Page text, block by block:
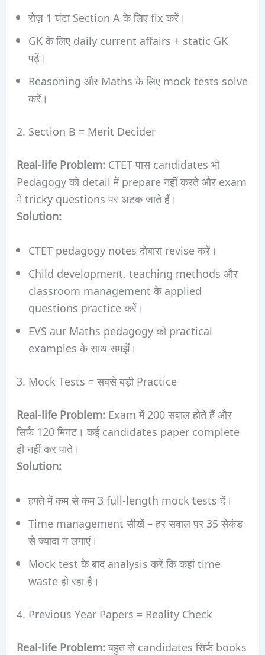
रोज़ 1 घंटा Section A के लिए fix करें।
GK के लिए daily current affairs + static GK
पढ़ें।
Reasoning और Maths के लिए mock tests solve
करें।
2. Section B = Merit Decider
Real-life Problem:CTET पास candidates भी
Pedagogy को detail में prepare नहीं करते और exam
में tricky questions पर अटक जाते हैं।
Solution:
CTET pedagogy notes दोबारा revise करें।
Child development, teaching methods और
classroom management के applied
questions practice करें।
EVS aur Maths pedagogy को practical
examples के साथ समझें।
3. Mock Tests = सबसे बड़ी Practice
Real-life Problem:Exam में 200 सवाल होते हैं और
सिर्फ 120 मिनट। कई candidates paper complete
ही नहीं कर पाते।
Solution:
हफ्ते में कम से कम 3 full-length mock tests दें।
Time management सीखें – हर सवाल पर 35 सेकंड
से ज्यादा न लगाएं।
Mock test के बाद analysis करें कि कहां time
waste हो रहा है।
4. Previous Year Papers = Reality Check
Real-life Problem:बहुत से candidates सिर्फ books